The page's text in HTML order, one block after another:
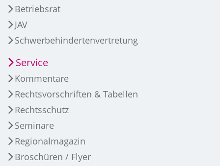
Betriebsrat
JAV
Schwerbehindertenvertretung
Service
Kommentare
Rechtsvorschriften & Tabellen
Rechtsschutz
Seminare
Regionalmagazin
Broschüren / Flyer